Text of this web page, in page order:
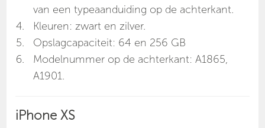
van een typeaanduiding op de achterkant.
Kleuren: zwart en zilver.
Opslagcapaciteit: 64 en 256 GB
Modelnummer op de achterkant: A1865,
A1901.
iPhone XS